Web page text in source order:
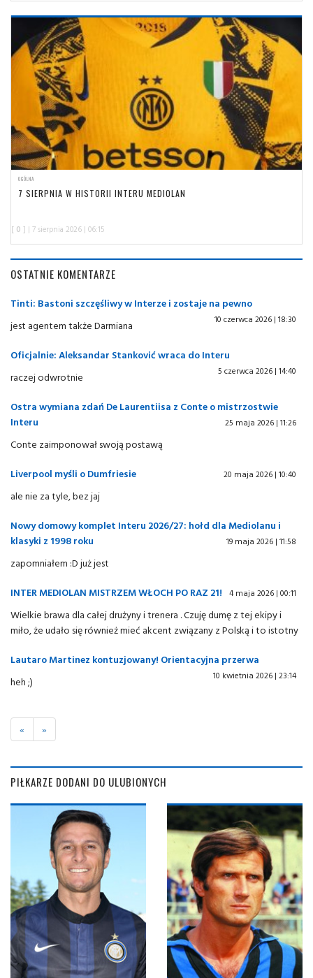
OGÓLNA
7 SIERPNIA W HISTORII INTERU MEDIOLAN
[ 0 ] | 7 sierpnia 2026 | 06:15
OSTATNIE KOMENTARZE
Tinti: Bastoni szczęśliwy w Interze i zostaje na pewno
10 czerwca 2026 | 18:30
jest agentem także Darmiana
Oficjalnie: Aleksandar Stanković wraca do Interu
5 czerwca 2026 | 14:40
raczej odwrotnie
Ostra wymiana zdań De Laurentiisa z Conte o mistrzostwie
Interu
25 maja 2026 | 11:26
Conte zaimponował swoją postawą
Liverpool myśli o Dumfriesie
20 maja 2026 | 10:40
ale nie za tyle, bez jaj
Nowy domowy komplet Interu 2026/27: hołd dla Mediolanu i
klasyki z 1998 roku
19 maja 2026 | 11:58
zapomniałem :D już jest
INTER MEDIOLAN MISTRZEM WŁOCH PO RAZ 21!
4 maja 2026 | 00:11
Wielkie brawa dla całej drużyny i trenera . Czuję dumę z tej ekipy i
miło, że udało się również mieć akcent związany z Polską i to istotny
Lautaro Martinez kontuzjowany! Orientacyjna przerwa
10 kwietnia 2026 | 23:14
heh ;)
« »
PIŁKARZE DODANI DO ULUBIONYCH